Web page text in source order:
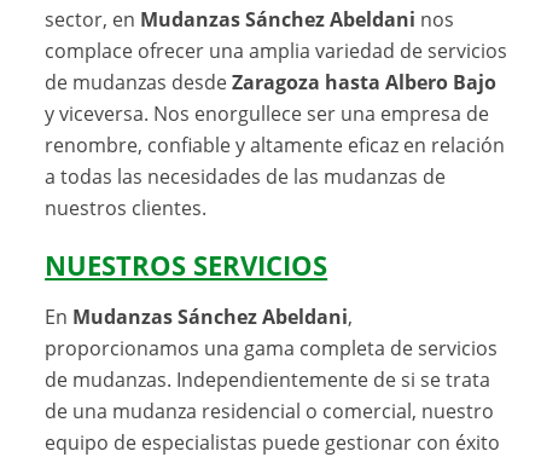
sector, en Mudanzas Sánchez Abeldani nos
complace ofrecer una amplia variedad de servicios
de mudanzas desdeZaragoza hasta Albero Bajo
y viceversa. Nos enorgullece ser una empresa de
renombre, confiable y altamente eficaz en relación
a todas las necesidades de las mudanzas de
nuestros clientes.
NUESTROS SERVICIOS
En Mudanzas Sánchez Abeldani,
proporcionamos una gama completa de servicios
de mudanzas. Independientemente de si se trata
de una mudanza residencial o comercial, nuestro
equipo de especialistas puede gestionar con éxito